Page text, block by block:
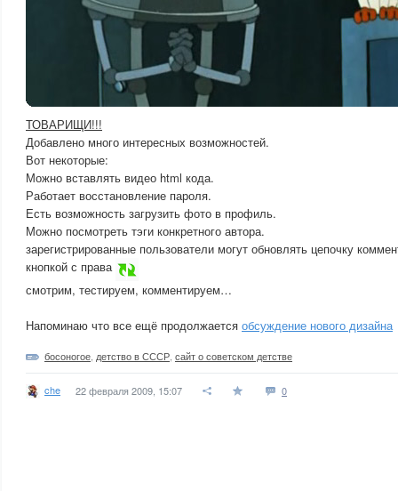
ТОВАРИЩИ!!!
Добавлено много интересных возможностей.
Вот некоторые:
Можно вставлять видео html кода.
Работает восстановление пароля.
Есть возможность загрузить фото в профиль.
Можно посмотреть тэги конкретного автора.
зарегистрированные пользователи могут обновлять цепочку
кнопкой с права
смотрим, тестируем, комментируем…
Напоминаю что все ещё продолжается обсуждение нового дизайна
босоногое детство в СССР сайт о советском детстве
che 22 февраля 2009, 15:07 0